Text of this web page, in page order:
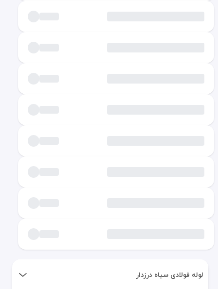
لوله فولادی سیاه درزدار